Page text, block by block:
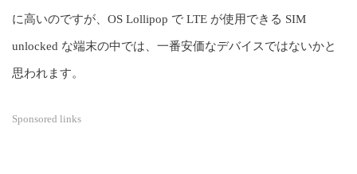
に高いのですが、OS Lollipop で LTE が使用できる SIM
unlocked な端末の中では、一番安価なデバイスではないかと
思われます。
Sponsored links